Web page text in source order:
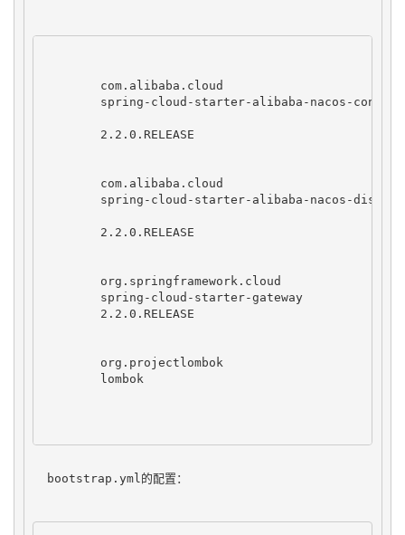
com.alibaba.cloud
spring-cloud-starter-alibaba-nacos-config
2.2.0.RELEASE
com.alibaba.cloud
spring-cloud-starter-alibaba-nacos-
2.2.0.RELEASE
org.springframework.cloud
spring-cloud-starter-gateway
2.2.0.RELEASE
org.projectlombok
lombok
bootstrap.yml的配置：